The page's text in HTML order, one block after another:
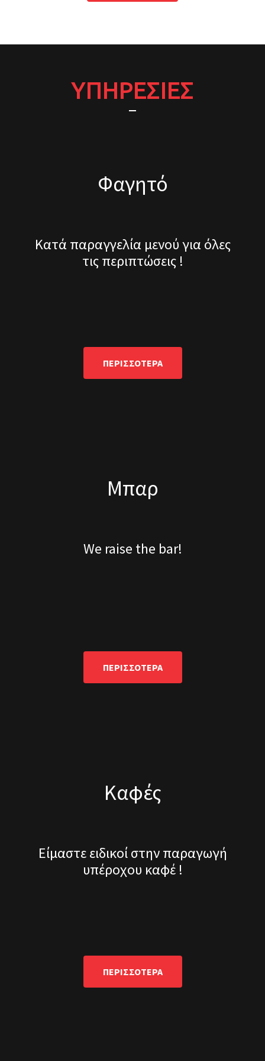
ΥΠΗΡΕΣΙΕΣ
Φαγητό
Κατά παραγγελία μενού για όλες
τις περιπτώσεις !
ΠΕΡΙΣΣΟΤΕΡΑ
Μπαρ
We raise the bar!
ΠΕΡΙΣΣΟΤΕΡΑ
Καφές
Είμαστε ειδικοί στην παραγωγή
υπέροχου καφέ !
ΠΕΡΙΣΣΟΤΕΡΑ